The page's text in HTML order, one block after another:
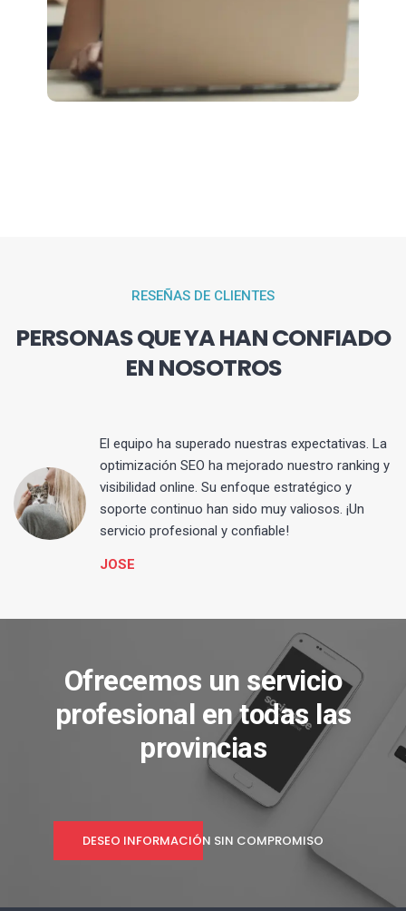
RESEÑAS DE CLIENTES
PERSONAS QUE YA HAN CONFIADO
EN NOSOTROS
El equipo ha superado nuestras expectativas. La
optimización SEO ha mejorado nuestro ranking y
visibilidad online. Su enfoque estratégico y
soporte continuo han sido muy valiosos. ¡Un
servicio profesional y confiable!
JOSE
Ofrecemos un servicio
profesional en todas las
provincias
DESEO INFORMACIÓN SIN COMPROMISO